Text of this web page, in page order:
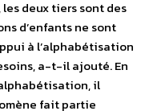
deux tiers sont des
d’enfants ne sont
à l’alphabétisation
a-t-il ajouté. En
il
fait partie